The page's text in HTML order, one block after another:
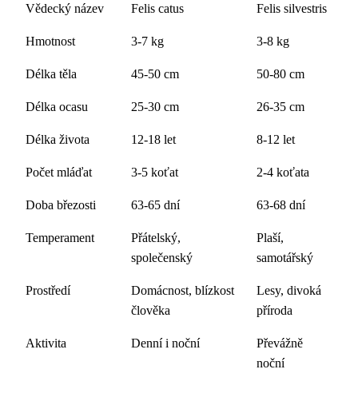
Vědecký název Felis catus Felis silvestris
Hmotnost 3-7 kg 3-8 kg
Délka těla 45-50 cm 50-80 cm
Délka ocasu 25-30 cm 26-35 cm
Délka života 12-18 let 8-12 let
Počet mláďat 3-5 koťat 2-4 koťata
Doba březosti 63-65 dní 63-68 dní
Temperament
Přátelský,
společenský
Plaší,
samotářský
Prostředí
Domácnost, blízkost
člověka
Lesy, divoká
příroda
Aktivita Denní i noční
Převážně
noční